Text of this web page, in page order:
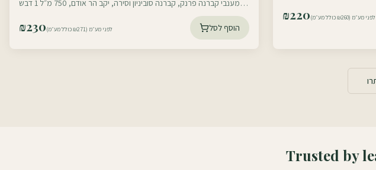
מענבי קברנה פרנק, קברנה סוביניון וסירה, יקב הר אודם, 750 מ״ל 1 דבש
₪230 לפני מע״מ (₪271 כולל מע״מ) הוסף לסל
₪220 לפני מע״מ (₪260 כולל מע״מ)
Trusted by